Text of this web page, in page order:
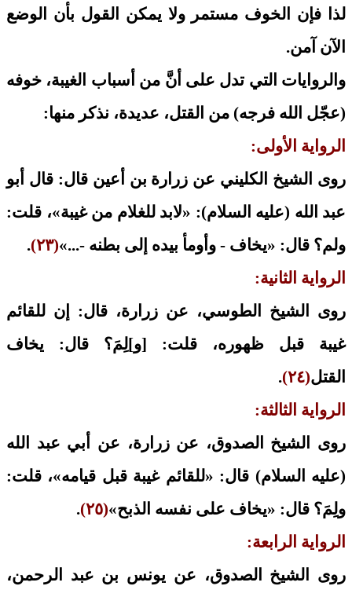
لذا فإن الخوف مستمر ولا يمكن القول بأن الوضع
الآن آمن.
والروايات التي تدل على أنَّ من أسباب الغيبة، خوفه
(عجّل الله فرجه) من القتل، عديدة، نذكر منها:
الرواية الأولى:
روى الشيخ الكليني عن زرارة بن أعين قال: قال أبو
عبد الله (عليه السلام): «لابد للغلام من غيبة»، قلت:
ولم؟ قال: «يخاف - وأومأ بيده إلى بطنه -...»(٢٣)
.
الرواية الثانية:
روى الشيخ الطوسي، عن زرارة، قال: إن للقائم
غيبة قبل ظهوره، قلت: [و]لِمَ؟ قال: يخاف
القتل(٢٤)
.
الرواية الثالثة:
روى الشيخ الصدوق، عن زرارة، عن أبي عبد الله
(عليه السلام) قال: «للقائم غيبة قبل قيامه»، قلت:
ولِمَ؟ قال: «يخاف على نفسه الذبح»(٢٥)
.
الرواية الرابعة:
روى الشيخ الصدوق، عن يونس بن عبد الرحمن،